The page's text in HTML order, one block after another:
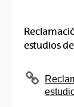
estudios